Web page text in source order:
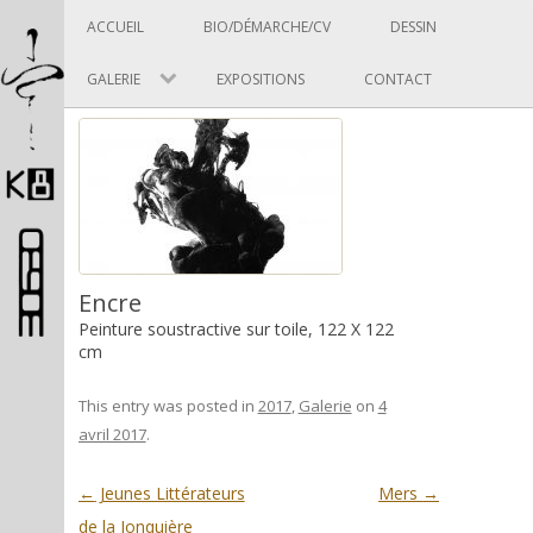
Pascal Picard
ACCUEIL BIO/DÉMARCHE/CV DESSIN
GALERIE EXPOSITIONS CONTACT
Encre
Peinture soustractive sur toile, 122 X 122
cm
This entry was posted in 2017, Galerie on 4
avril 2017.
Post navigation
← Jeunes Littérateurs
de la Jonquière
Mers →